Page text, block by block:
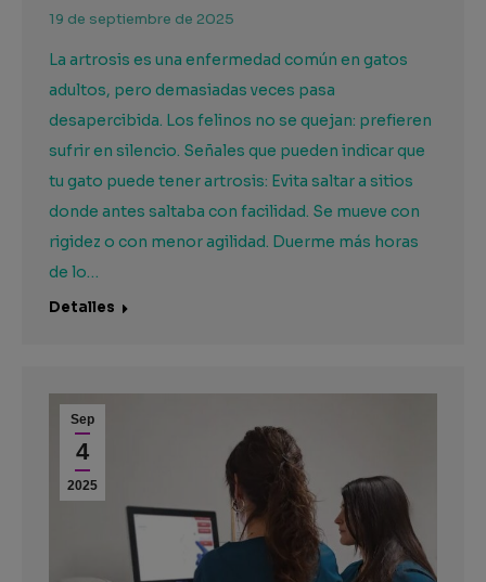
19 de septiembre de 2025
La artrosis es una enfermedad común en gatos
adultos, pero demasiadas veces pasa
desapercibida. Los felinos no se quejan: prefieren
sufrir en silencio. Señales que pueden indicar que
tu gato puede tener artrosis: Evita saltar a sitios
donde antes saltaba con facilidad. Se mueve con
rigidez o con menor agilidad. Duerme más horas
de lo…
Detalles
Sep
4
2025